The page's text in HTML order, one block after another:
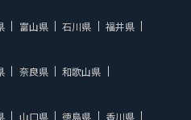
富山県 石川県
福井県
奈良県
和歌山県
山口県 徳島県
香川県